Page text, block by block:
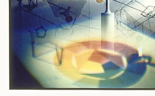
DEVEZ ÊTRE CONNECTÉ
LA MODALE
LA MODALE